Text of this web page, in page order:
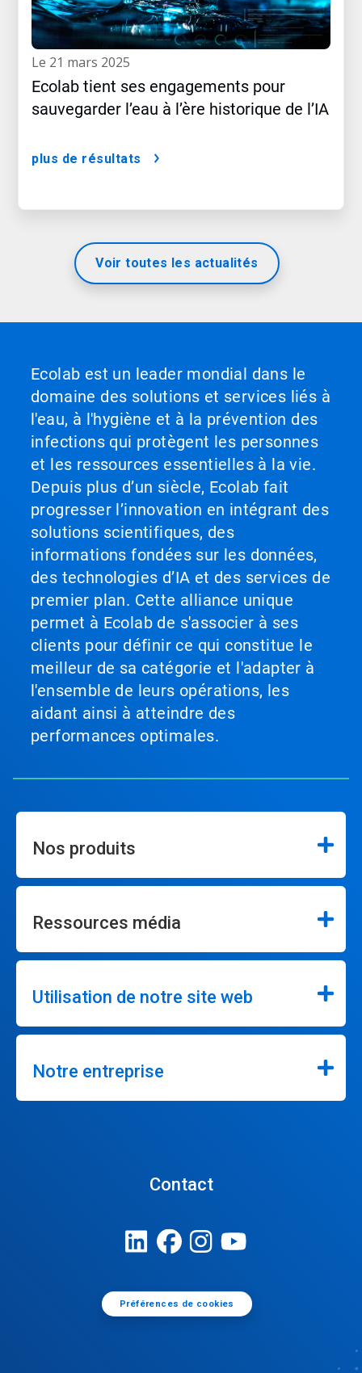
le 21 mars 2025
Ecolab tient ses engagements pour
sauvegarder l’eau à l’ère historique de l’IA
plus de résultats
Voir toutes les actualités
Ecolab est un leader mondial dans le
domaine des solutions et services liés à
l'eau, à l'hygiène et à la prévention des
infections qui protègent les personnes
et les ressources essentielles à la vie.
Depuis plus d’un siècle, Ecolab fait
progresser l’innovation en intégrant des
solutions scientifiques, des
informations fondées sur les données,
des technologies d’IA et des services de
premier plan. Cette alliance unique
permet à Ecolab de s'associer à ses
clients pour définir ce qui constitue le
meilleur de sa catégorie et l'adapter à
l'ensemble de leurs opérations, les
aidant ainsi à atteindre des
performances optimales.
Nos produits
Ressources média
Utilisation de notre site web
Notre entreprise
Contact
Préférences de cookies